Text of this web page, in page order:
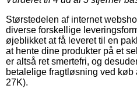
Størstedelen af internet
diverse forskellige
øjeblikket at få leveret til en
at hente dine produkter på et
er altså ret smertefri, og
betalelige fragtløsning ved køb
27K).